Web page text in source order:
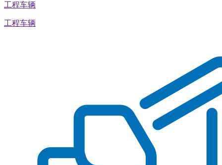
工程车辆
工程车辆